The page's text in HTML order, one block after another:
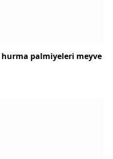
hurma palmiyeleri meyve